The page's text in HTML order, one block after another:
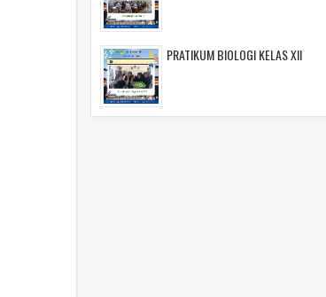
PRATIKUM BIOLOGI KELAS XII